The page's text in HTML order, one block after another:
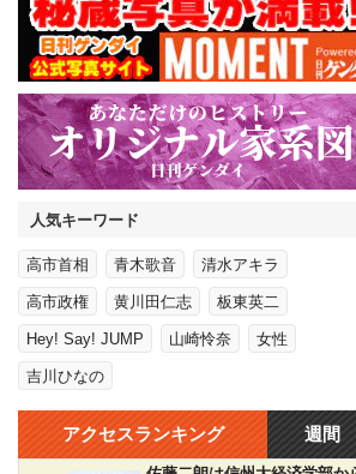
人気キーワード
高市首相 青木歌音 清水アキラ
高市政権 黄川田仁志 板東英二
Hey! Say! JUMP 山崎怜奈 女性
吉川ひなの
アクセスランキング 週間